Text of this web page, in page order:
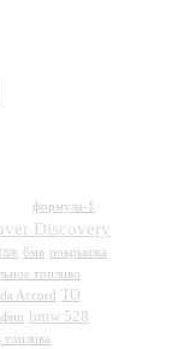
формула-1
Discovery
бмв покрышка
топливо
Accord ТО
bmw 528
топлива